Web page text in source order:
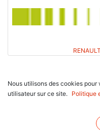
Nous utilisons des cookies
utilisateur sur ce site.
Politique